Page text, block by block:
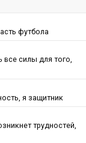
футбола
силы для того,
я защитник
трудностей,